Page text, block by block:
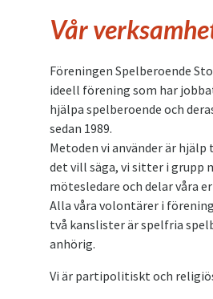
Vår
Föreningen Spelberoende
ideell förening som har
hjälpa spelberoende och
sedan 1989.
Metoden vi använder är
det vill säga, vi sitter i grupp
mötesledare och delar våra
Alla våra volontärer i
två kanslister är spelfria
anhörig.
Vi är partipolitiskt och